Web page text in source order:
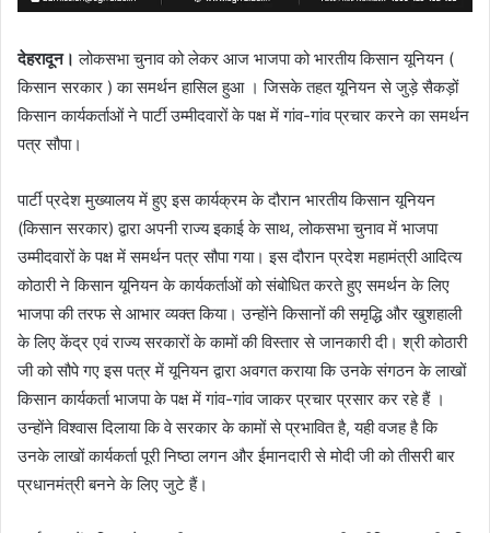
देहरादून। लोकसभा चुनाव को लेकर आज भाजपा को भारतीय किसान यूनियन (
किसान सरकार ) का समर्थन हासिल हुआ । जिसके तहत यूनियन से जुड़े सैकड़ों
किसान कार्यकर्ताओं ने पार्टी उम्मीदवारों के पक्ष में गांव-गांव प्रचार करने का समर्थन
पत्र सौपा।
पार्टी प्रदेश मुख्यालय में हुए इस कार्यक्रम के दौरान भारतीय किसान यूनियन
(किसान सरकार) द्वारा अपनी राज्य इकाई के साथ, लोकसभा चुनाव में भाजपा
उम्मीदवारों के पक्ष में समर्थन पत्र सौपा गया। इस दौरान प्रदेश महामंत्री आदित्य
कोठारी ने किसान यूनियन के कार्यकर्ताओं को संबोधित करते हुए समर्थन के लिए
भाजपा की तरफ से आभार व्यक्त किया। उन्होंने किसानों की समृद्धि और खुशहाली
के लिए केंद्र एवं राज्य सरकारों के कामों की विस्तार से जानकारी दी। श्री कोठारी
जी को सौपे गए इस पत्र में यूनियन द्वारा अवगत कराया कि उनके संगठन के लाखों
किसान कार्यकर्ता भाजपा के पक्ष में गांव-गांव जाकर प्रचार प्रसार कर रहे हैं ।
उन्होंने विश्वास दिलाया कि वे सरकार के कामों से प्रभावित है, यही वजह है कि
उनके लाखों कार्यकर्ता पूरी निष्ठा लगन और ईमानदारी से मोदी जी को तीसरी बार
प्रधानमंत्री बनने के लिए जुटे हैं।